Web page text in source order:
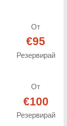
От
€95
Резервирай
От
€100
Резервирай